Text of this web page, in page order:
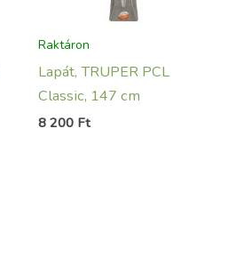
Raktáron
Lapát, TRUPER PCL
Classic, 147 cm
8 200 Ft